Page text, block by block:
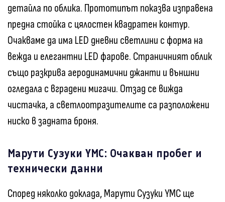
детайла по облика. Прототипът показва изправена
предна стойка с цялостен квадратен контур.
Очакваме да има LED дневни светлини с форма на
вежда и елегантни LED фарове. Страничният облик
също разкрива аеродинамични джанти и външни
огледала с вградени мигачи. Отзад се вижда
чистачка, а светлоотразителите са разположени
ниско в задната броня.
Марути Сузуки YMC: Очакван пробег и
технически данни
Според няколко доклада, Марути Сузуки YMC ще